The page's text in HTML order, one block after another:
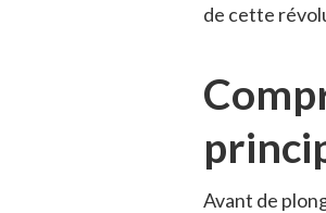
de cette
Avant de